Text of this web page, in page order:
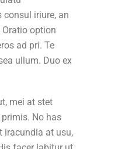
iriure, an
option
ad pri. Te
ullum. Duo ex
mei at stet
No has
iracundia at usu,